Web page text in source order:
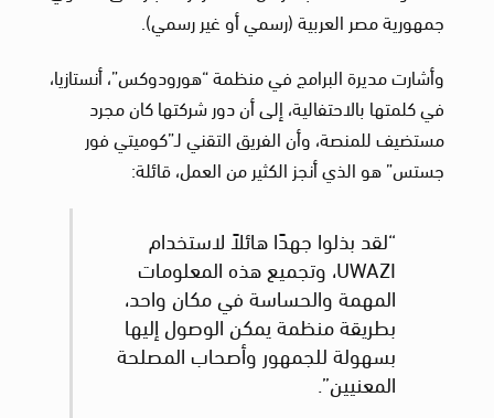
جمهورية مصر العربية (رسمي أو غير رسمي).
وأشارت مديرة البرامج في منظمة “هورودوكس”، أنستازيا،
في كلمتها بالاحتفالية، إلى أن دور شركتها كان مجرد
مستضيف للمنصة، وأن الفريق التقني لـ”كوميتي فور
جستس” هو الذي أنجز الكثير من العمل، قائلة:
“لقد بذلوا جهدًا هائلاً لاستخدام
UWAZI، وتجميع هذه المعلومات
المهمة والحساسة في مكان واحد،
بطريقة منظمة يمكن الوصول إليها
بسهولة للجمهور وأصحاب المصلحة
المعنيين”.